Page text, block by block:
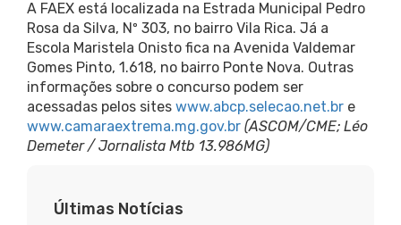
A FAEX está localizada na Estrada Municipal Pedro
Rosa da Silva, Nº 303, no bairro Vila Rica. Já a
Escola Maristela Onisto fica na Avenida Valdemar
Gomes Pinto, 1.618, no bairro Ponte Nova. Outras
informações sobre o concurso podem ser
acessadas pelos sites www.abcp.selecao.net.br e
www.camaraextrema.mg.gov.br (ASCOM/CME; Léo
Demeter / Jornalista Mtb 13.986MG)
Últimas Notícias